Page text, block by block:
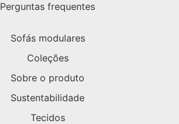
Perguntas frequentes
Sofás modulares
Coleções
Sobre o produto
Sustentabilidade
Tecidos